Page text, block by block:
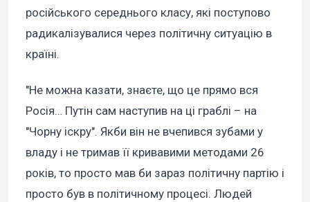
російського середнього класу, які поступово
радикалізувалися через політичну ситуацію в
країні.
"Не можна казати, знаєте, що це прямо вся
Росія… Путін сам наступив на ці граблі – на
"Чорну іскру". Якби він не вчепився зубами у
владу і не тримав її кривавими методами 26
років, то просто мав би зараз політичну партію і
просто був в політичному процесі. Людей